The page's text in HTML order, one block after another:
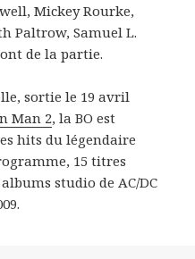
Mickey Rourke,
Paltrow, Samuel L.
de la partie.
sortie le 19 avril
Man 2, la BO est
hits du légendaire
15 titres
studio de AC/DC